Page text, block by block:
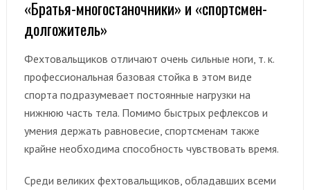
«Братья-многостаночники» и «спортсмен-
долгожитель»
Фехтовальщиков отличают очень сильные ноги, т. к.
профессиональная базовая стойка в этом виде
спорта подразумевает постоянные нагрузки на
нижнюю часть тела. Помимо быстрых рефлексов и
умения держать равновесие, спортсменам также
крайне необходима способность чувствовать время.
Среди великих фехтовальщиков, обладавших всеми